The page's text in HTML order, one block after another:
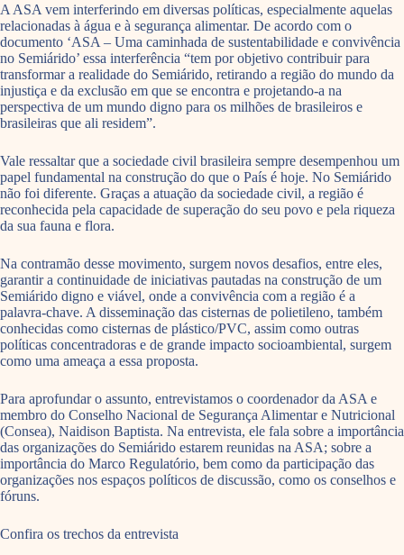
A ASA vem interferindo em diversas políticas, especialmente aquelas
relacionadas à água e à segurança alimentar. De acordo com o
documento ‘ASA – Uma caminhada de sustentabilidade e convivência
no Semiárido’ essa interferência “tem por objetivo contribuir para
transformar a realidade do Semiárido, retirando a região do mundo da
injustiça e da exclusão em que se encontra e projetando-a na
perspectiva de um mundo digno para os milhões de brasileiros e
brasileiras que ali residem”.
Vale ressaltar que a sociedade civil brasileira sempre desempenhou um
papel fundamental na construção do que o País é hoje. No Semiárido
não foi diferente. Graças a atuação da sociedade civil, a região é
reconhecida pela capacidade de superação do seu povo e pela riqueza
da sua fauna e flora.
Na contramão desse movimento, surgem novos desafios, entre eles,
garantir a continuidade de iniciativas pautadas na construção de um
Semiárido digno e viável, onde a convivência com a região é a
palavra-chave. A disseminação das cisternas de polietileno, também
conhecidas como cisternas de plástico/PVC, assim como outras
políticas concentradoras e de grande impacto socioambiental, surgem
como uma ameaça a essa proposta.
Para aprofundar o assunto, entrevistamos o coordenador da ASA e
membro do Conselho Nacional de Segurança Alimentar e Nutricional
(Consea), Naidison Baptista. Na entrevista, ele fala sobre a importância
das organizações do Semiárido estarem reunidas na ASA; sobre a
importância do Marco Regulatório, bem como da participação das
organizações nos espaços políticos de discussão, como os conselhos e
fóruns.
Confira os trechos da entrevista